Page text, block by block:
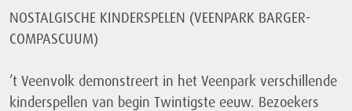
NOSTALGISCHE KINDERSPELEN (VEENPARK BARGER-
COMPASCUUM)
’t Veenvolk demonstreert in het Veenpark verschillende
kinderspellen van begin Twintigste eeuw. Bezoekers